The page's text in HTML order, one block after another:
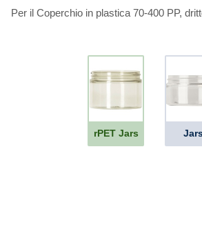
Per il Coperchio in plastica 70-400 PP,
rPET Jars Jars